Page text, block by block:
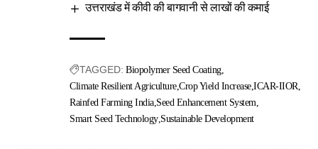
उत्तराखंड में कीवी की बागवानी से लाखों की कमाई
TAGGED: Biopolymer Seed Coating
Climate Resilient Agriculture Crop Yield Increase ICAR-IIOR
Rainfed Farming India Seed Enhancement System
Smart Seed Technology Sustainable Development